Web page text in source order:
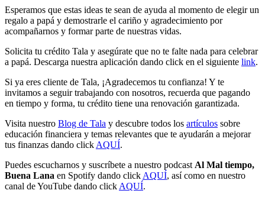
Esperamos que estas ideas te sean de ayuda al momento de elegir un
regalo a papá y demostrarle el cariño y agradecimiento por
acompañarnos y formar parte de nuestras vidas.
Solicita tu crédito Tala y asegúrate que no te falte nada para celebrar
a papá. Descarga nuestra aplicación dando click en el siguiente link.
Si ya eres cliente de Tala, ¡Agradecemos tu confianza! Y te
invitamos a seguir trabajando con nosotros, recuerda que pagando
en tiempo y forma, tu crédito tiene una renovación garantizada.
Visita nuestro Blog de Tala y descubre todos los artículos sobre
educación financiera y temas relevantes que te ayudarán a mejorar
tus finanzas dando click AQUÍ.
Puedes escucharnos y suscríbete a nuestro podcast Al Mal tiempo,
Buena Lana en Spotify dando click AQUÍ, así como en nuestro
canal de YouTube dando click AQUÍ.